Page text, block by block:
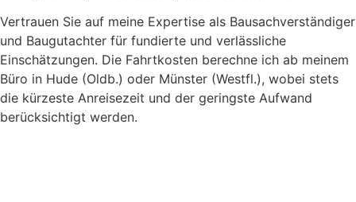
Vertrauen Sie auf meine Expertise als Bausachverständiger
und Baugutachter für fundierte und verlässliche
Einschätzungen. Die Fahrtkosten berechne ich ab meinem
Büro in Hude (Oldb.) oder Münster (Westfl.), wobei stets
die kürzeste Anreisezeit und der geringste Aufwand
berücksichtigt werden.